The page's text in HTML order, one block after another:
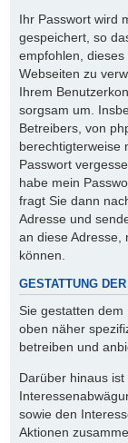
Ihr Passwort wird
gespeichert, so
empfohlen,
Webseiten zu
Ihrem
sorgsam um.
Betreibers, von
berechtigterweise
Passwort
habe mein
fragt Sie dann
Adresse und
an diese Adresse,
können.
GESTATTUNG
Sie gestatten
oben näher
betreiben und
Darüber hinaus
sowie den
Aktionen